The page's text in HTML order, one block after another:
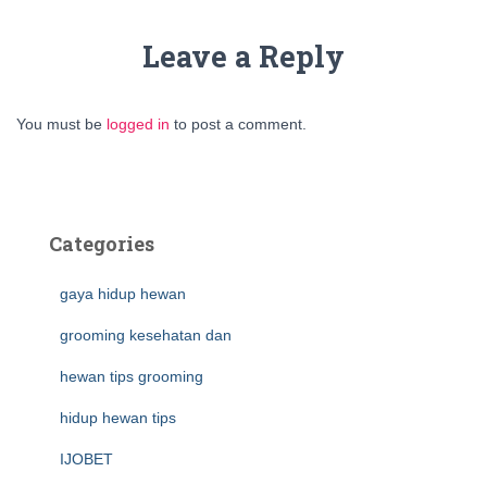
Leave a Reply
You must be logged in to post a comment.
Categories
gaya hidup hewan
grooming kesehatan dan
hewan tips grooming
hidup hewan tips
IJOBET